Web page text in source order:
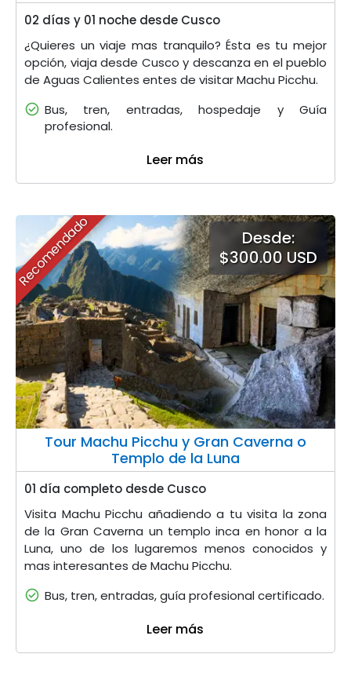
02 días y 01 noche desde Cusco
¿Quieres un viaje mas tranquilo? Ésta es tu mejor
opción, viaja desde Cusco y descanza en el pueblo
de Aguas Calientes entes de visitar Machu Picchu.
Bus, tren, entradas, hospedaje y Guía
profesional.
Leer más
Recomendado
Desde:
$300.00 USD
Tour Machu Picchu y Gran Caverna o
Templo de la Luna
01 día completo desde Cusco
Visita Machu Picchu añadiendo a tu visita la zona
de la Gran Caverna un templo inca en honor a la
Luna, uno de los lugaremos menos conocidos y
mas interesantes de Machu Picchu.
Bus, tren, entradas, guía profesional certificado.
Leer más